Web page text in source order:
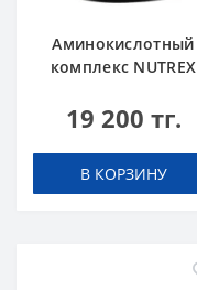
Аминокислотный
комплекс NUTREX
Апельсин
19 200 тг.
В КОРЗИНУ